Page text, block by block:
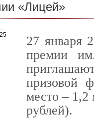
«Лицей»
27 января
премии
призовой
место –
рублей).